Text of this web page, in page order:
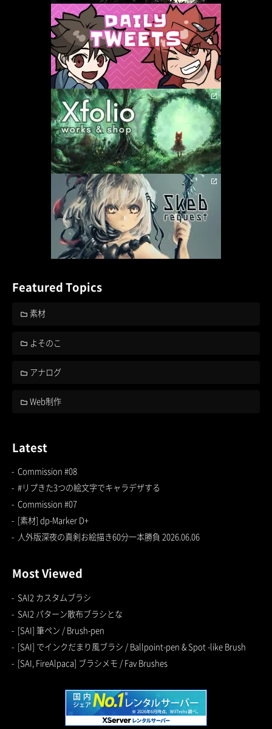
Featured Topics
素材
よそのこ
アナログ
Web制作
Latest
Commission #08
#リプきた3つの絵文字でキャラデザする
Commission #07
[素材] dp-Marker D+
人外版深夜の真剣お絵描き60分一本勝負 2026.06.06
Most Viewed
SAI2 カスタムブラシ
SAI2 パターン散布ブラシとな
[SAI] 筆ペン / Brush-pen
[SAI] でインクだまり風ブラシ / Ballpoint-pen & Spot -like Brush
[SAI, FireAlpaca] ブラシメモ / Fav Brushes